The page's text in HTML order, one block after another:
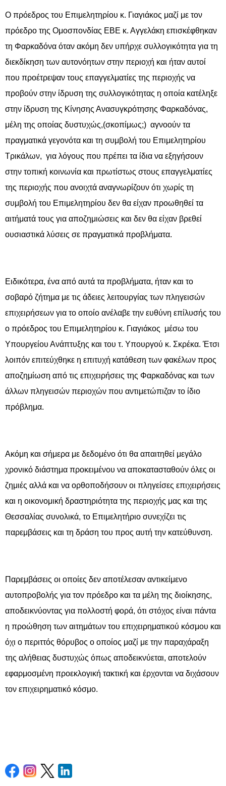
Ο πρόεδρος του Επιμελητηρίου κ. Γιαγιάκος μαζί με τον
πρόεδρο της Ομοσπονδίας ΕΒΕ κ. Αγγελάκη επισκέφθηκαν
τη Φαρκαδόνα όταν ακόμη δεν υπήρχε συλλογικότητα για τη
διεκδίκηση των αυτονόητων στην περιοχή και ήταν αυτοί
που προέτρεψαν τους επαγγελματίες της περιοχής να
προβούν στην ίδρυση της συλλογικότητας η οποία κατέληξε
στην ίδρυση της Κίνησης Ανασυγκρότησης Φαρκαδόνας,
μέλη της οποίας δυστυχώς,(σκοπίμως;) αγνοούν τα
πραγματικά γεγονότα και τη συμβολή του Επιμελητηρίου
Τρικάλων, για λόγους που πρέπει τα ίδια να εξηγήσουν
στην τοπική κοινωνία και πρωτίστως στους επαγγελματίες
της περιοχής που ανοιχτά αναγνωρίζουν ότι χωρίς τη
συμβολή του Επιμελητηρίου δεν θα είχαν προωθηθεί τα
αιτήματά τους για αποζημιώσεις και δεν θα είχαν βρεθεί
ουσιαστικά λύσεις σε πραγματικά προβλήματα.
Ειδικότερα, ένα από αυτά τα προβλήματα, ήταν και το
σοβαρό ζήτημα με τις άδειες λειτουργίας των πληγεισών
επιχειρήσεων για το οποίο ανέλαβε την ευθύνη επίλυσής του
ο πρόεδρος του Επιμελητηρίου κ. Γιαγιάκος μέσω του
Υπουργείου Ανάπτυξης και του τ. Υπουργού κ. Σκρέκα. Έτσι
λοιπόν επιτεύχθηκε η επιτυχή κατάθεση των φακέλων προς
αποζημίωση από τις επιχειρήσεις της Φαρκαδόνας και των
άλλων πληγεισών περιοχών που αντιμετώπιζαν το ίδιο
πρόβλημα.
Ακόμη και σήμερα με δεδομένο ότι θα απαιτηθεί μεγάλο
χρονικό διάστημα προκειμένου να αποκατασταθούν όλες οι
ζημιές αλλά και να ορθοποδήσουν οι πληγείσες επιχειρήσεις
και η οικονομική δραστηριότητα της περιοχής μας και της
Θεσσαλίας συνολικά, το Επιμελητήριο συνεχίζει τις
παρεμβάσεις και τη δράση του προς αυτή την κατεύθυνση.
Παρεμβάσεις οι οποίες δεν αποτέλεσαν αντικείμενο
αυτοπροβολής για τον πρόεδρο και τα μέλη της διοίκησης,
αποδεικνύοντας για πολλοστή φορά, ότι στόχος είναι πάντα
η προώθηση των αιτημάτων του επιχειρηματικού κόσμου και
όχι ο περιττός θόρυβος ο οποίος μαζί με την παραχάραξη
της αλήθειας δυστυχώς όπως αποδεικνύεται, αποτελούν
εφαρμοσμένη προεκλογική τακτική και έρχονται να διχάσουν
τον επιχειρηματικό κόσμο.